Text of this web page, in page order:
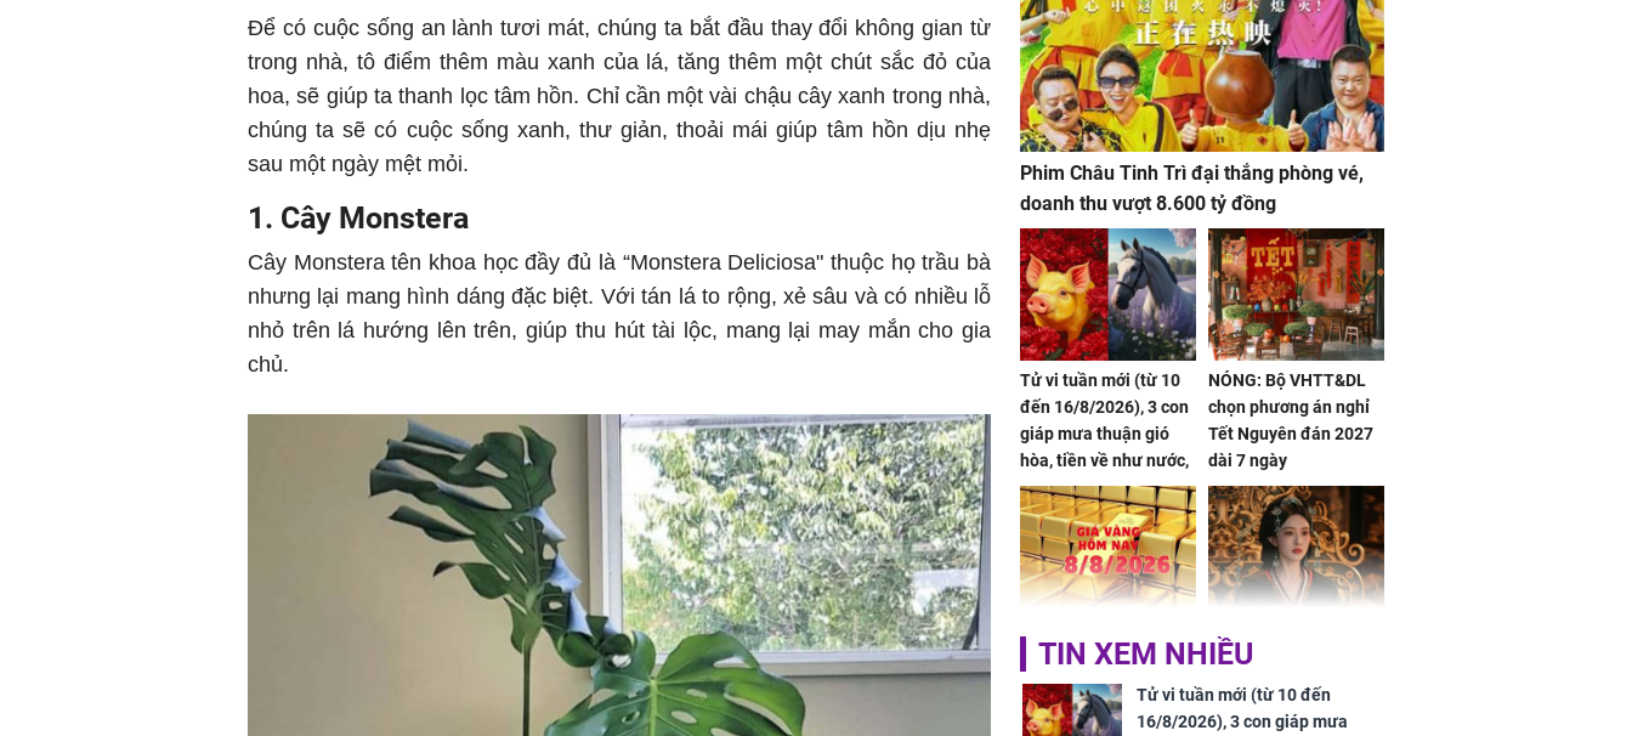
Để có cuộc sống an lành tươi mát, chúng ta bắt đầu thay đổi không gian từ
trong nhà, tô điểm thêm màu xanh của lá, tăng thêm một chút sắc đỏ của
hoa, sẽ giúp ta thanh lọc tâm hồn. Chỉ cần một vài chậu cây xanh trong nhà,
chúng ta sẽ có cuộc sống xanh, thư giản, thoải mái giúp tâm hồn dịu nhẹ
sau một ngày mệt mỏi.
1. Cây Monstera
Cây Monstera tên khoa học đầy đủ là “Monstera Deliciosa" thuộc họ trầu bà
nhưng lại mang hình dáng đặc biệt. Với tán lá to rộng, xẻ sâu và có nhiều lỗ
nhỏ trên lá hướng lên trên, giúp thu hút tài lộc, mang lại may mắn cho gia
chủ.
Phim Châu Tinh Trì đại thắng phòng vé,
doanh thu vượt 8.600 tỷ đồng
Tử vi tuần mới (từ 10
đến 16/8/2026), 3 con
giáp mưa thuận gió
hòa, tiền về như nước,
bạc vàng dư dả, Phú
Quý Vinh Hoa, vận
trình khai sáng
NÓNG: Bộ VHTT&DL
chọn phương án nghỉ
Tết Nguyên đán 2027
dài 7 ngày
Giá vàng hôm nay,
ngày 8/8/2026: Tăng
vọt lên 144 triệu
đồng/lượng
'Bách Hoa Sát' vừa kết
thúc, Mạnh Tử Nghĩa
đã vướng tranh luận
TIN XEM NHIỀU
Tử vi tuần mới (từ 10 đến
16/8/2026), 3 con giáp mưa